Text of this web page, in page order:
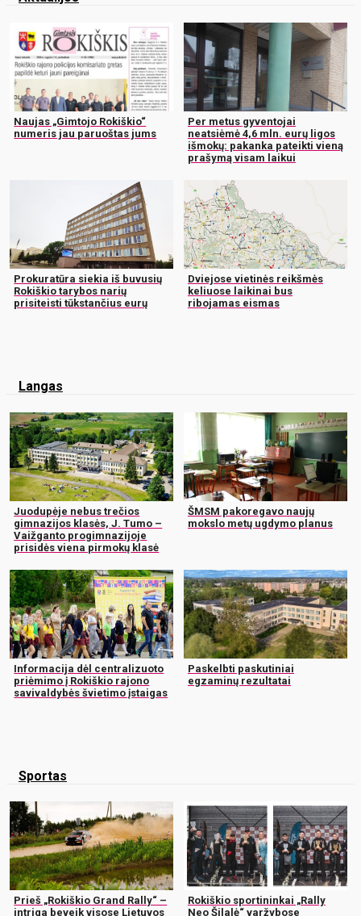
Naujas „Gimtojo Rokiškio“
numeris jau paruoštas jums
Per metus gyventojai
neatsiėmė 4,6 mln. eurų ligos
išmokų: pakanka pateikti vieną
prašymą visam laikui
Prokuratūra siekia iš buvusių
Rokiškio tarybos narių
prisiteisti tūkstančius eurų
Dviejose vietinės reikšmės
keliuose laikinai bus
ribojamas eismas
Langas
Juodupėje nebus trečios
gimnazijos klasės, J. Tumo –
Vaižganto progimnazijoje
prisidės viena pirmokų klasė
ŠMSM pakoregavo naujų
mokslo metų ugdymo planus
Informacija dėl centralizuoto
priėmimo į Rokiškio rajono
savivaldybės švietimo įstaigas
Paskelbti paskutiniai
egzaminų rezultatai
Sportas
Prieš „Rokiškio Grand Rally“ –
intriga beveik visose Lietuvos
Rokiškio sportininkai „Rally
Neo Šilalė“ varžybose